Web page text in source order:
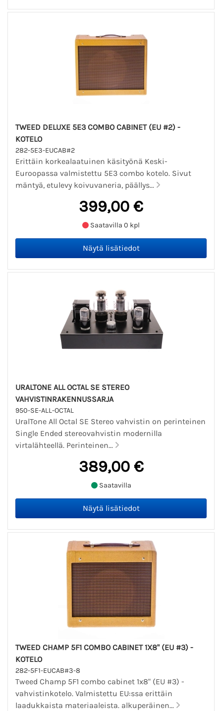
TWEED DELUXE 5E3 COMBO CABINET (EU #2) -
KOTELO
282-5E3-EUCAB#2
Erittäin korkealaatuinen käsityönä Keski-
Euroopassa valmistettu 5E3 combo kotelo. Sivut
mäntyä, etulevy koivuvaneria, päällys...
399,00 €
Saatavilla 0 kpl
URALTONE ALL OCTAL SE STEREO
VAHVISTINRAKENNUSSARJA
950-SE-ALL-OCTAL
UralTone All Octal SE Stereo vahvistin on perinteinen
Single Ended stereovahvistin modernilla
virtalähteellä. Perinteinen...
389,00 €
Saatavilla
TWEED CHAMP 5F1 COMBO CABINET 1X8" (EU #3) -
KOTELO
282-5F1-EUCAB#3-8
Tweed Champ 5F1 combo cabinet 1x8" (EU #3) -
vahvistinkotelo. Valmistettu EU:ssa erittäin
laadukkaista materiaaleista. alkuperäinen...